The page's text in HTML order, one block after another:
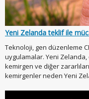
Yeni Zelanda teklif ile
Teknoloji, gen düzenleme
uygulamalar. Yeni
kemirgen ve diğer
kemirgenler neden Yeni